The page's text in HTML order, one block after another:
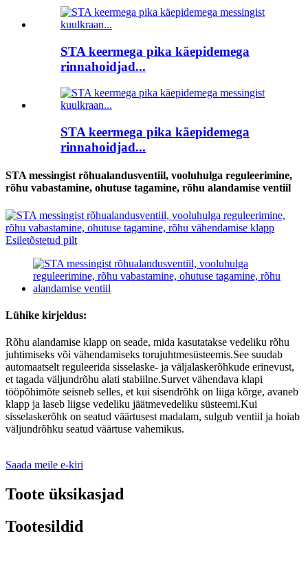
STA keermega pika käepidemega
rinnahoidjad...
STA keermega pika käepidemega
rinnahoidjad...
STA messingist rõhualandusventiil, vooluhulga reguleerimine,
rõhu vabastamine, ohutuse tagamine, rõhu alandamise ventiil
Lühike kirjeldus:
Rõhu alandamise klapp on seade, mida kasutatakse vedeliku rõhu
juhtimiseks või vähendamiseks torujuhtmesüsteemis.See suudab
automaatselt reguleerida sisselaske- ja väljalaskerõhkude erinevust,
et tagada väljundrõhu alati stabiilne.Survet vähendava klapi
tööpõhimõte seisneb selles, et kui sisendrõhk on liiga kõrge, avaneb
klapp ja laseb liigse vedeliku jäätmevedeliku süsteemi.Kui
sisselaskerõhk on seatud väärtusest madalam, sulgub ventiil ja hoiab
väljundrõhku seatud väärtuse vahemikus.
Saada meile e-kiri
Toote üksikasjad
Tootesildid